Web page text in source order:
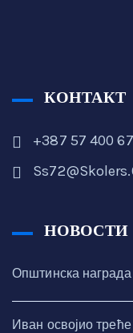
КОНТАКТ
+387 57 400
НОВОСТИ
Општинска
Иван освојио